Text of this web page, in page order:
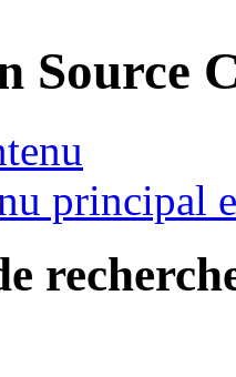
Source
principal